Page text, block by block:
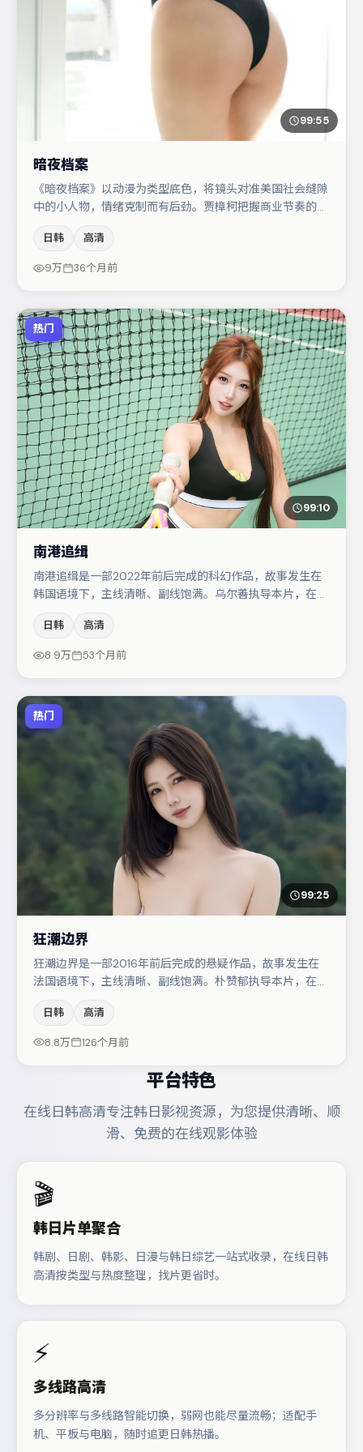
99:55
暗夜档案
《暗夜档案》以动漫为类型底色，将镜头对准美国社会缝隙
中的小人物，情绪克制而有后劲。贾樟柯把握商业节奏的同
梅的对手戏构成全片情感锚点，谭卓则以细节塑造推动谜题
层层揭开。若你偏爱强类型与清晰主线，这部作品值得关
日韩 高清
9万 36个月前
热门
99:10
南港追缉
南港追缉是一部2022年前后完成的科幻作品，故事发生在
韩国语境下，主线清晰、副线饱满。乌尔善执导本片，在场
主演阵容包括蒋奇明、于和伟、白宇等，角色动机前后呼
应，适合喜欢抠台词与伏笔的观众。整体完成度较高，适合
周末一口气追完。
日韩 高清
8.9万 53个月前
热门
99:25
狂潮边界
狂潮边界是一部2016年前后完成的悬疑作品，故事发生在
法国语境下，主线清晰、副线饱满。朴赞郁执导本片，在场
主演阵容包括汤唯、张颂文、周冬雨等，角色动机前后呼
应，适合喜欢抠台词与伏笔的观众。若你偏爱强类型与清晰
日韩 高清
8.8万 126个月前
平台特色
在线日韩高清专注韩日影视资源，为您提供清晰、顺
滑、免费的在线观影体验
🎬
韩日片单聚合
韩剧、日剧、韩影、日漫与韩日综艺一站式收录，在线日韩
高清按类型与热度整理，找片更省时。
⚡
多线路高清
多分辨率与多线路智能切换，弱网也能尽量流畅；适配手
机、平板与电脑，随时追更日韩热播。